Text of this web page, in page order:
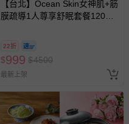
【台北】Ocean Skin女神肌+筋
膜疏導1人尊享舒眠套餐120分
22折
$999 $4500
最新上架